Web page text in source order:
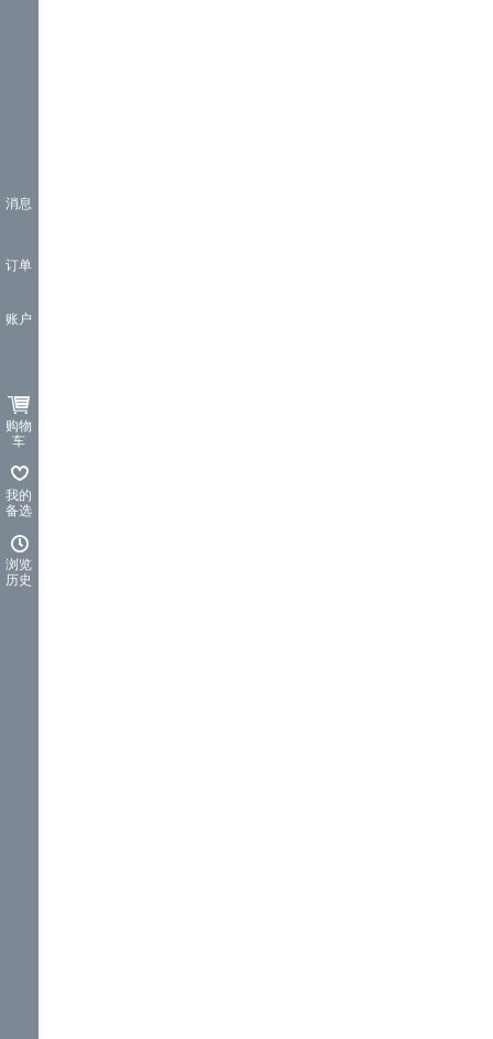
消息
订单
账户
购物
车
我的
备选
浏览
历史